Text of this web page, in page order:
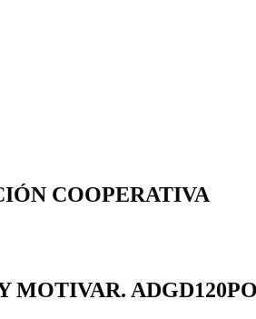
COOPERATIVA
MOTIVAR. ADGD120PO